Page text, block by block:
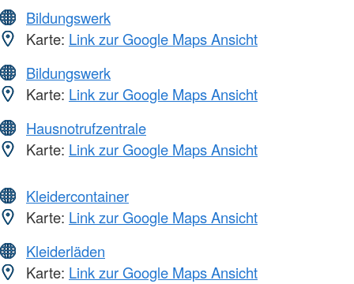
Bildungswerk
Karte: Link zur Google Maps Ansicht
Bildungswerk
Karte: Link zur Google Maps Ansicht
Hausnotrufzentrale
Karte: Link zur Google Maps Ansicht
Kleidercontainer
Karte: Link zur Google Maps Ansicht
Kleiderläden
Karte: Link zur Google Maps Ansicht